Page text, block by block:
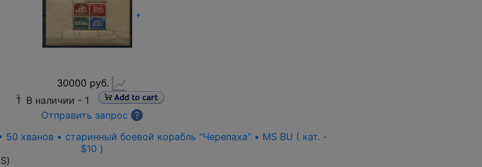
+
30000 руб.
1 В наличии - 1
Отправить запрос
?
хванов • старинный боевой корабль "Черепаха" • MS BU ( кат. -
$10 )
)